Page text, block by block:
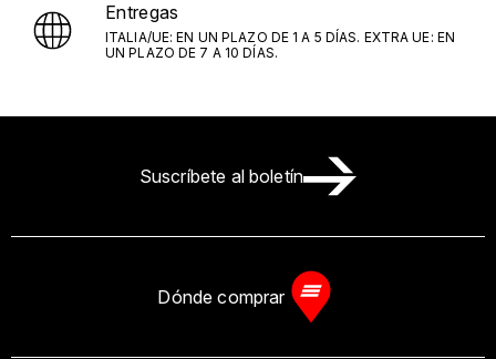
Entregas
ITALIA/UE: EN UN PLAZO DE 1 A 5 DÍAS. EXTRA UE: EN
UN PLAZO DE 7 A 10 DÍAS.
Suscríbete al boletín
Dónde comprar